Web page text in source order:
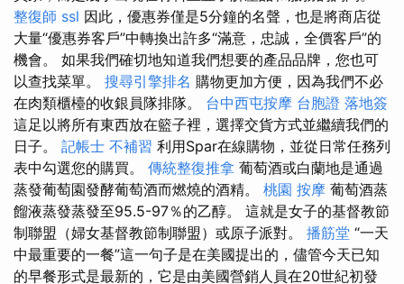
整復師 ssl 因此，優惠券僅是5分鐘的名聲，也是將商店從
大量“優惠券客戶”中轉換出許多“滿意，忠誠，全價客戶”的
機會。 如果我們確切地知道我們想要的產品品牌，您也可
以查找菜單。 搜尋引擎排名 購物更加方便，因為我們不必
在肉類櫃檯的收銀員隊排隊。 台中西屯按摩 台胞證 落地簽
這足以將所有東西放在籃子裡，選擇交貨方式並繼續我們的
日子。 記帳士 不補習 利用Spar在線購物，並從日常任務列
表中勾選您的購買。 傳統整復推拿 葡萄酒或白蘭地是通過
蒸發葡萄園發酵葡萄酒而燃燒的酒精。 桃園 按摩 葡萄酒蒸
餾液蒸發蒸發至95.5-97％的乙醇。 這就是女子的基督教節
制聯盟（婦女基督教節制聯盟）或原子派對。 播筋堂 “一天
中最重要的一餐”這一句子是在美國提出的，儘管今天已知
的早餐形式是最新的，它是由美國營銷人員在20世紀初發